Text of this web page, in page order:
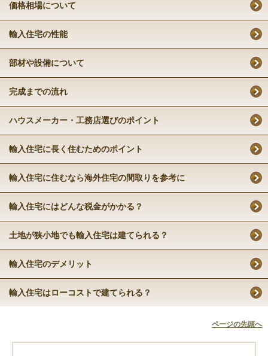
価格相場について
輸入住宅の性能
部材や設備について
完成までの流れ
ハウスメーカー・工務店選びのポイント
輸入住宅に長く住むためのポイント
輸入住宅に住むなら海外住宅の間取りを参考に
輸入住宅にはどんな税金がかかる？
土地が狭小地でも輸入住宅は建てられる？
輸入住宅のデメリット
輸入住宅はローコストで建てられる？
ページの先頭へ